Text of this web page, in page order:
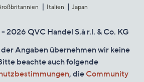
Italien Japan
QVC Handel S.à r.l. & Co. KG
Angaben übernehmen wir keine
beachte auch folgende
, die Community